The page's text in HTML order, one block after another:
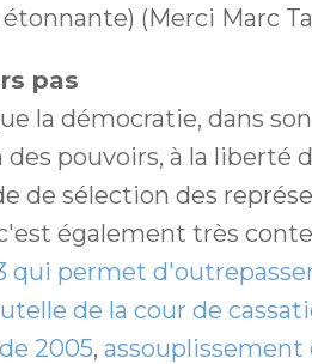
(Merci Marc
pas
la démocratie, dans
pouvoirs, à la liberté
de sélection des
également très
qui permet
de la cour de
2005, assouplissement